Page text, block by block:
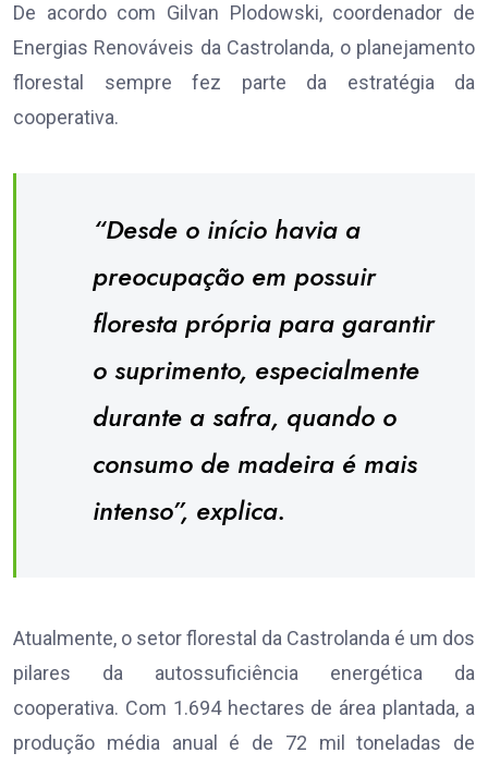
De acordo com Gilvan Plodowski, coordenador de
Energias Renováveis da Castrolanda, o planejamento
florestal sempre fez parte da estratégia da
cooperativa.
“Desde o início havia a
preocupação em possuir
floresta própria para garantir
o suprimento, especialmente
durante a safra, quando o
consumo de madeira é mais
intenso”, explica.
Atualmente, o setor florestal da Castrolanda é um dos
pilares da autossuficiência energética da
cooperativa. Com 1.694 hectares de área plantada, a
produção média anual é de 72 mil toneladas de